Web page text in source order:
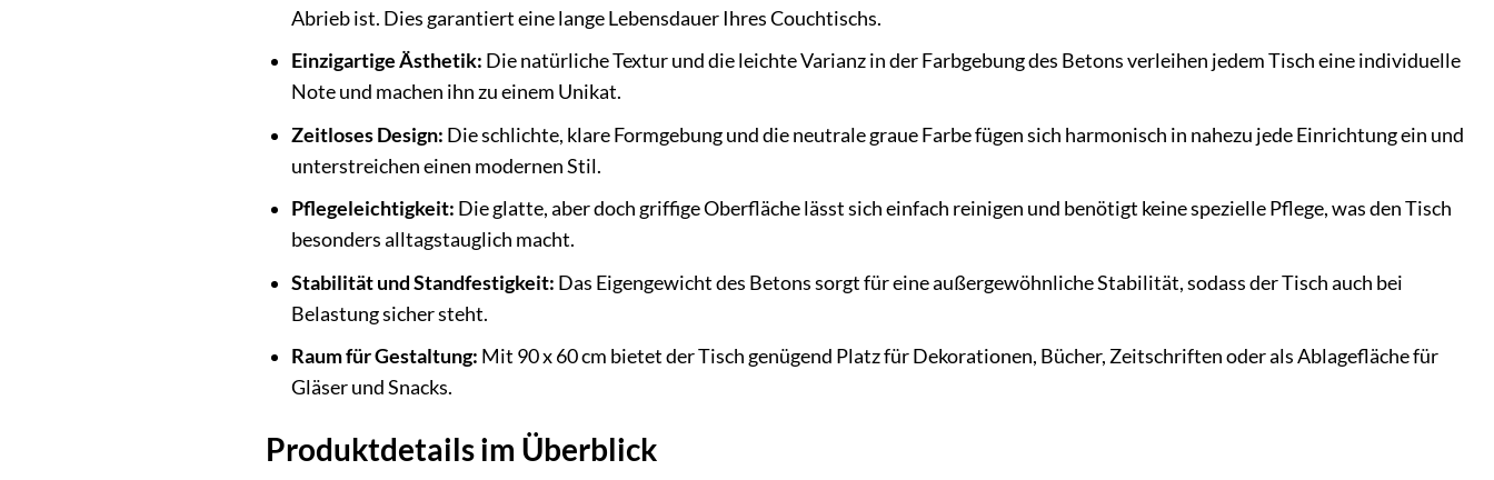
Abrieb ist. Dies garantiert eine lange Lebensdauer Ihres Couchtischs.
Einzigartige Ästhetik: Die natürliche Textur und die leichte Varianz in der Farbgebung des Betons verleihen jedem Tisch eine individuelle
Note und machen ihn zu einem Unikat.
Zeitloses Design: Die schlichte, klare Formgebung und die neutrale graue Farbe fügen sich harmonisch in nahezu jede Einrichtung ein und
unterstreichen einen modernen Stil.
Pflegeleichtigkeit: Die glatte, aber doch griffige Oberfläche lässt sich einfach reinigen und benötigt keine spezielle Pflege, was den Tisch
besonders alltagstauglich macht.
Stabilität und Standfestigkeit: Das Eigengewicht des Betons sorgt für eine außergewöhnliche Stabilität, sodass der Tisch auch bei
Belastung sicher steht.
Raum für Gestaltung: Mit 90 x 60 cm bietet der Tisch genügend Platz für Dekorationen, Bücher, Zeitschriften oder als Ablagefläche für
Gläser und Snacks.
Produktdetails im Überblick